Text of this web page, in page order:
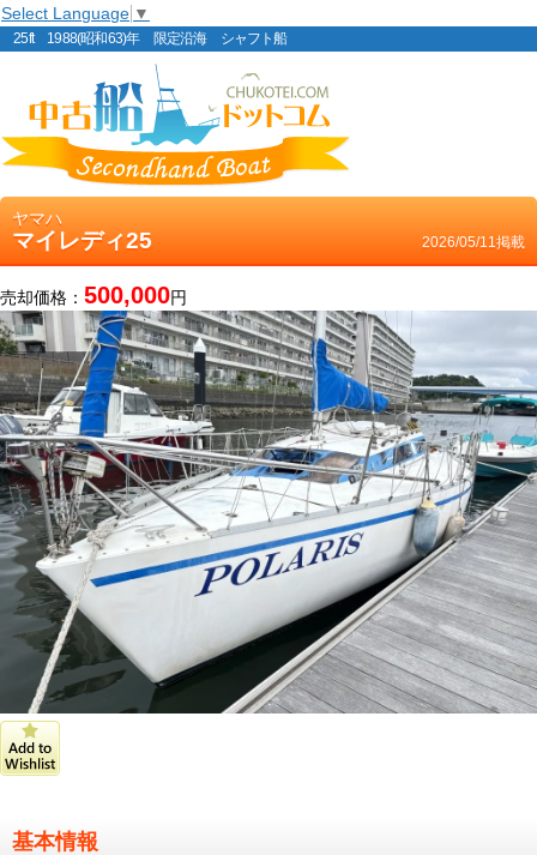
Select Language ▼
25ft 1988(昭和63)年 限定沿海 シャフト船
ヤマハ
マイレディ25 2026/05/11掲載
売却価格： 500,000円
基本情報